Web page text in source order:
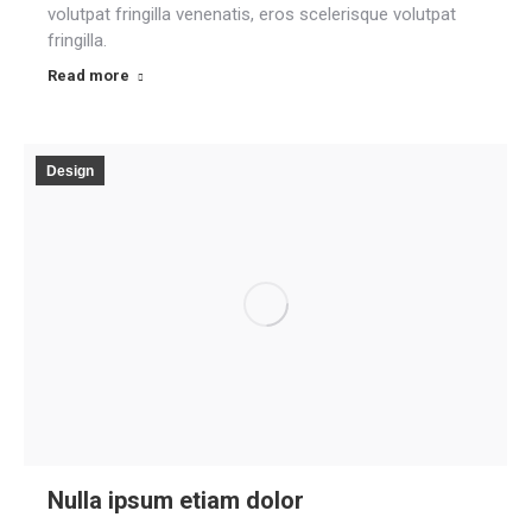
volutpat fringilla venenatis, eros scelerisque volutpat
fringilla.
Read more
Design
Nulla ipsum etiam dolor